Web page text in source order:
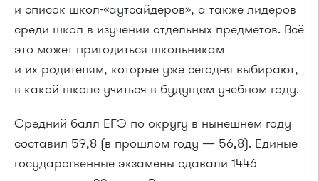
и список школ-«аутсайдеров», а также лидеров
среди школ в изучении отдельных предметов. Всё
это может пригодиться школьникам
и их родителям, которые уже сегодня выбирают,
в какой школе учиться в будущем учебном году.
Средний балл ЕГЭ по округу в нынешнем году
составил 59,8 (в прошлом году — 56,8). Единые
государственные экзамены сдавали 1446